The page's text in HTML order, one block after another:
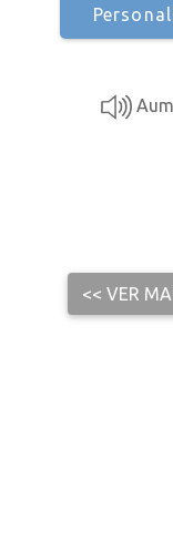
<< VER